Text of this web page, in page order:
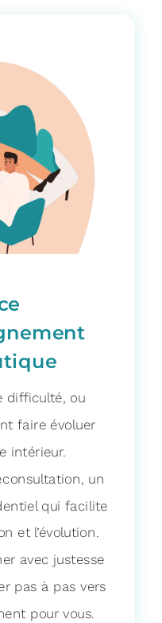
difficulté, ou
faire évoluer
intérieur.
un
qui facilite
et l’évolution.
avec justesse
pas à pas vers
pour vous.